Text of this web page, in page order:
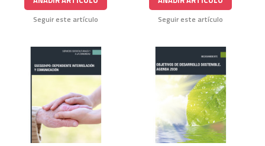
Seguir este artículo Seguir este artículo